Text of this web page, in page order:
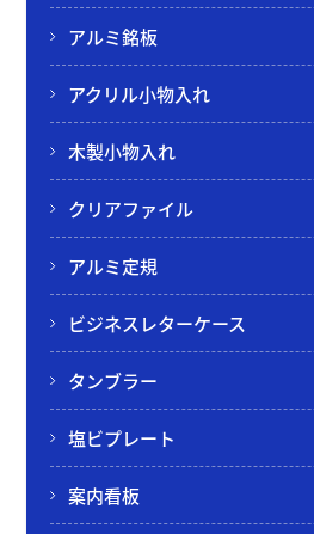
アルミ銘板
アクリル小物入れ
木製小物入れ
クリアファイル
アルミ定規
ビジネスレターケース
タンブラー
塩ビプレート
案内看板